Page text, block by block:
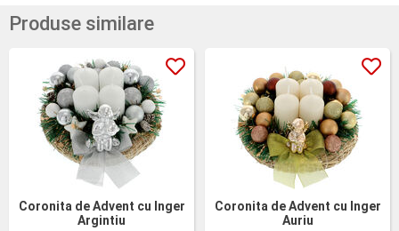
Produse similare
Coronita de Advent cu Inger
Argintiu
Coronita de Advent cu Inger
Auriu